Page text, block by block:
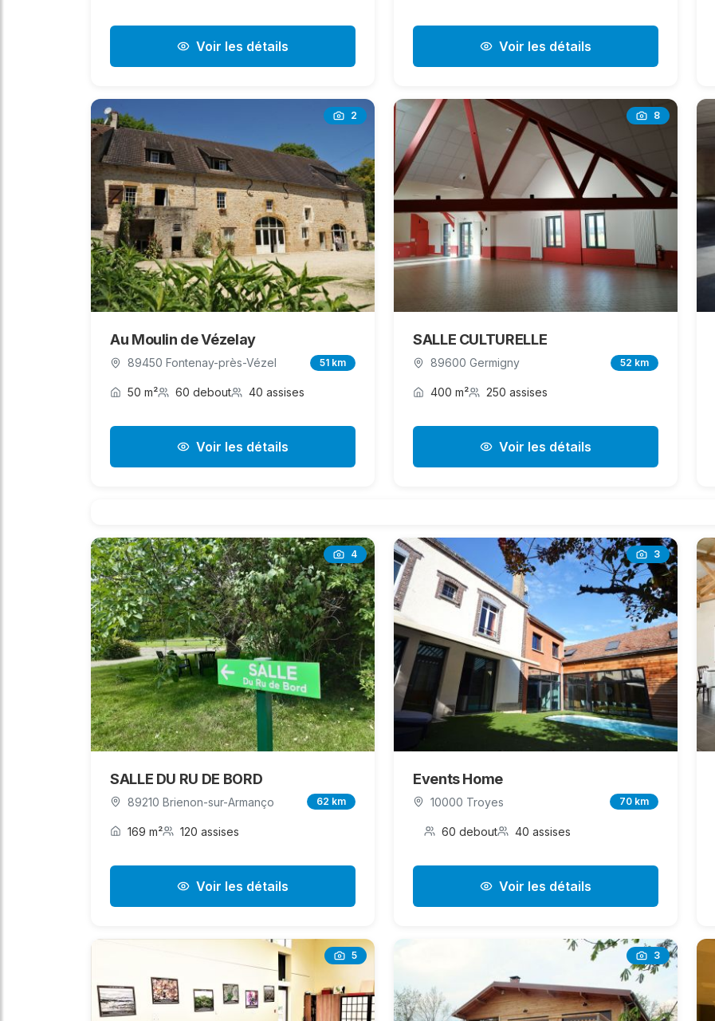
Voir les détails Voir les détails
2
Au Moulin de Vézelay
89450 Fontenay-près-Vézel 51 km
50 m² 60 debout 40 assises
Voir les détails
8
SALLE CULTURELLE
89600 Germigny 52 km
400 m² 250 assises
Voir les détails
4
SALLE DU RU DE BORD
89210 Brienon-sur-Armanço 62 km
169 m² 120 assises
Voir les détails
3
Events Home
10000 Troyes 70 km
60 debout 40 assises
Voir les détails
5 3